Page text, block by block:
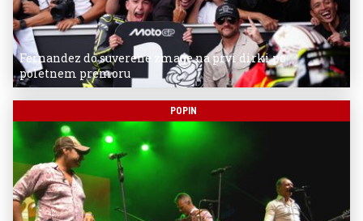
Fernandez do suverene zmage na prvi dirki po
poletnem premoru
POPIN